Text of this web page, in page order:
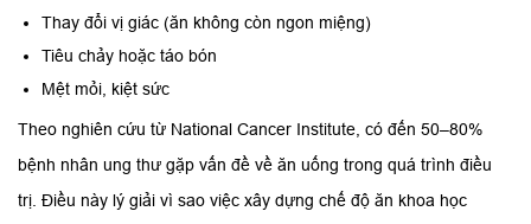
Thay đổi vị giác (ăn không còn ngon miệng)
Tiêu chảy hoặc táo bón
Mệt mỏi, kiệt sức
Theo nghiên cứu từ National Cancer Institute, có đến 50–80%
bệnh nhân ung thư gặp vấn đề về ăn uống trong quá trình điều
trị. Điều này lý giải vì sao việc xây dựng chế độ ăn khoa học